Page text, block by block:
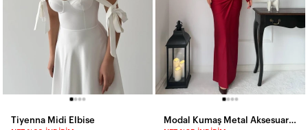
Tiyenna Midi Elbise